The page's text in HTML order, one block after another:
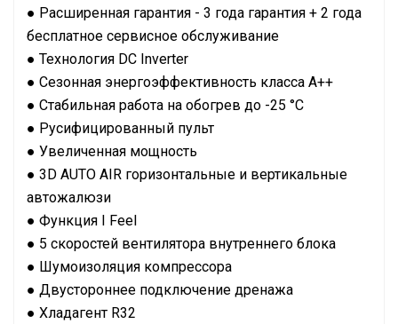
● Расширенная гарантия - 3 года гарантия + 2 года
бесплатное сервисное обслуживание
● Технология DC Inverter
● Сезонная энергоэффективность класса А++
● Стабильная работа на обогрев до -25 °С
● Русифицированный пульт
● Увеличенная мощность
● 3D AUTO AIR горизонтальные и вертикальные
автожалюзи
● Функция I Feel
● 5 скоростей вентилятора внутреннего блока
● Шумоизоляция компрессора
● Двустороннее подключение дренажа
● Хладагент R32